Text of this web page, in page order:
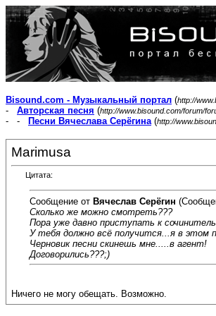
Bisound.com - Музыкальный портал (http://
- Авторская песня (http://www.bisound.com/forum/
- -
Песни Вячеслава Серёгина(http://
Marimusa
Цитата:
Сообщение от Вячеслав Серёгин
Сколько же можно смотреть???
Пора уже давно приступать к
У тебя должно всё получится...я в этом
Черновик песни скинешь мне.....в агент!
Договорились???;)
Ничего не могу обещать. Возможно.